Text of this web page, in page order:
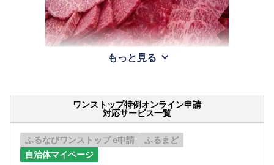
もっと見る
ワンストップ特例オンライン申請
対応サービス一覧
ふるなびワンストップ e申請
ふるまど
自治体マイページ